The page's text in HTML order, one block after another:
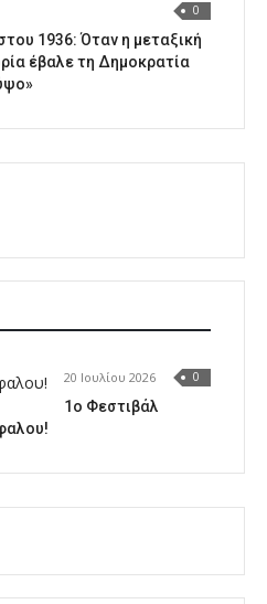
0
1936: Όταν η μεταξική
έβαλε τη Δημοκρατία
20 Ιουλίου 2026 0
1o Φεστιβάλ